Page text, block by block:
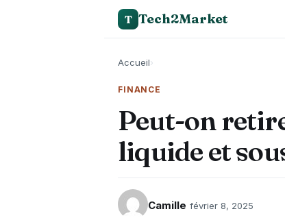
T Tech2Market
Accueil›
FINANCE
Peut-on
liquide et
Camille février 8, 2025